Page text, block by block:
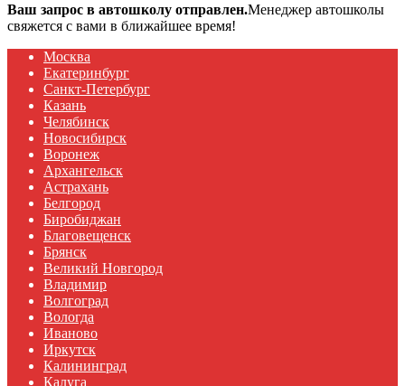
Ваш запрос в автошколу отправлен.Менеджер автошколы
свяжется с вами в ближайшее время!
Москва
Екатеринбург
Санкт-Петербург
Казань
Челябинск
Новосибирск
Воронеж
Архангельск
Астрахань
Белгород
Биробиджан
Благовещенск
Брянск
Великий Новгород
Владимир
Волгоград
Вологда
Иваново
Иркутск
Калининград
Калуга